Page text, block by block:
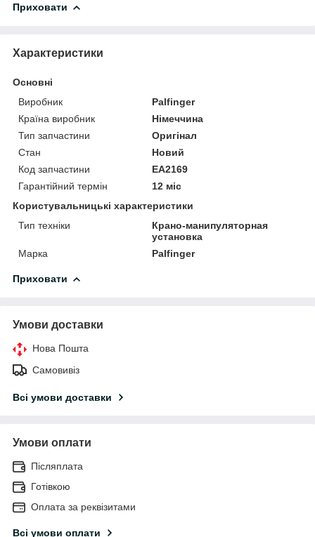
Приховати
Характеристики
Основні
Виробник
Palfinger
Країна виробник
Німеччина
Тип запчастини
Оригінал
Стан
Новий
Код запчастини
EA2169
Гарантійний термін
12 міс
Користувальницькі характеристики
Тип техніки
Крано-манипуляторная
установка
Марка
Palfinger
Приховати
Умови доставки
Нова Пошта
Самовивіз
Всі умови доставки
Умови оплати
Післяплата
Готівкою
Оплата за реквізитами
Всі умови оплати